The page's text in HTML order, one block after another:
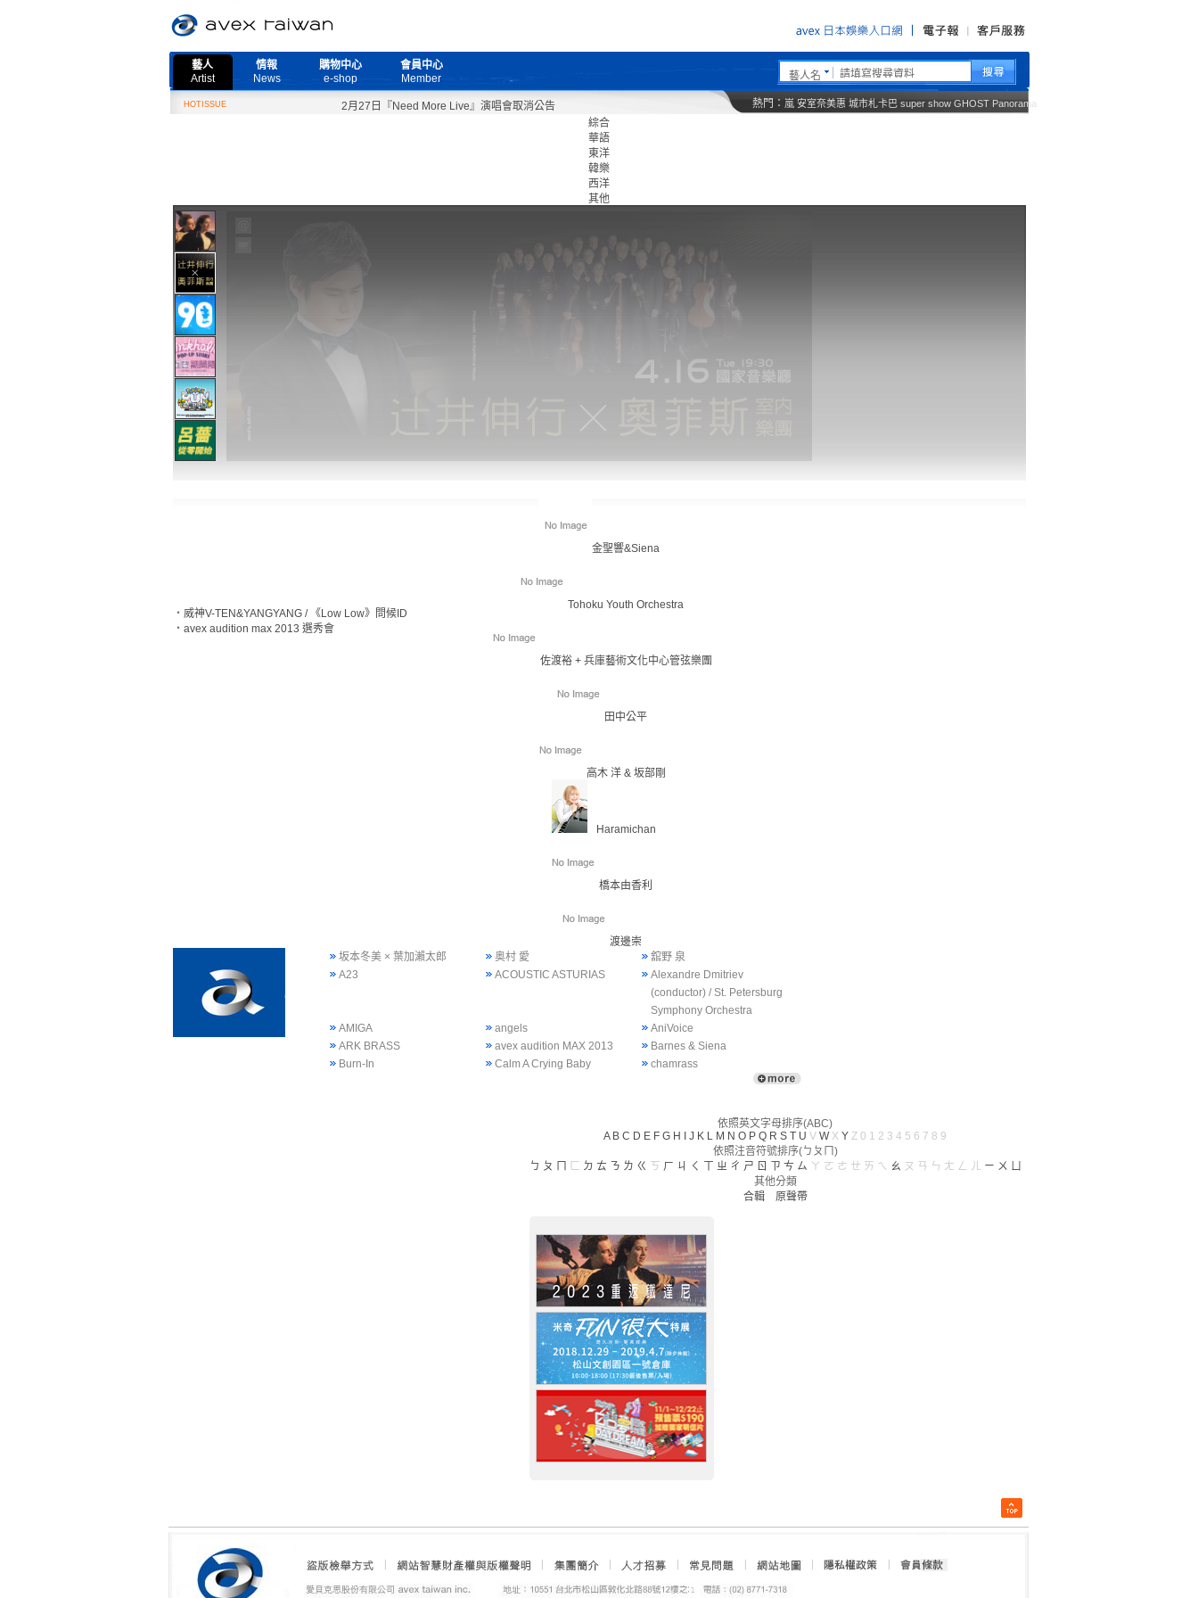
藝人
Artist
情報
News
購物中心
e-shop
會員中心
Member
藝人名
HOTISSUE 2月27日『Need More Live』演唱會取消公告 熱門： 嵐 安室奈美惠 城市札卡巴 super show GHOST Panorama
綜合
華語
東洋
韓樂
西洋
其他
‧ 威神V-TEN&YANGYANG / 《Low Low》問候ID
‧ avex audition max 2013 選秀會
金聖響&Siena
Tohoku Youth Orchestra
佐渡裕 + 兵庫藝術文化中心管弦樂團
田中公平
高木 洋 & 坂部剛
Haramichan
橋本由香利
渡邊崇
坂本冬美 × 葉加瀨太郎
奥村 愛
舘野 泉
A23
ACOUSTIC ASTURIAS
Alexandre Dmitriev
(conductor) / St. Petersburg
Symphony Orchestra
AMIGA
angels
AniVoice
ARK BRASS
avex audition MAX 2013
Barnes & Siena
Burn-In
Calm A Crying Baby chamrass
依照英文字母排序(ABC)
A B C D E F G H J K L M N O P Q R S T U V W X Y Z 0 1 2 3 4 5 6 7 8 9
依照注音符號排序(ㄅㄆㄇ)
ㄅ ㄆ ㄈ ㄉ ㄊ ㄋ ㄌ ㄍ ㄎ ㄏ ㄐ ㄑ ㄓ ㄔ ㄕ ㄖ ㄗ ㄘ ㄙ ㄚ ㄛ ㄜ ㄝ ㄞ ㄟ ㄠ ㄡ ㄢ ㄣ ㄤ ㄥ ㄦ ㄧ ㄨ ㄩ
其他分類
合輯
原聲帶